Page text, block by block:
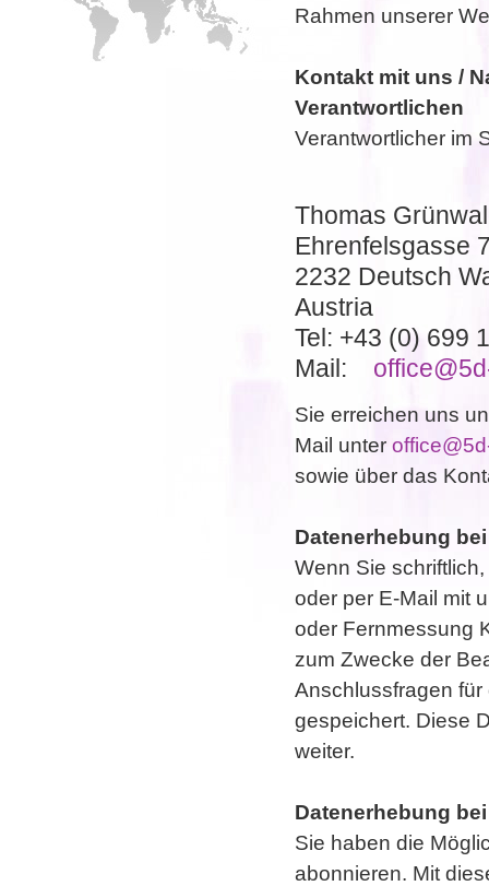
Rahmen unserer
Kontakt mit uns /
Verantwortlichen
Verantwortlicher im
Thomas
Ehrenfelsgasse
2232 Deutsch
Austria
Tel: +43 (0) 699
Mail:
Sie erreichen uns
Mail unter
sowie über das
Datenerhebung
Wenn Sie
oder per E-Mail mit
oder Fernmessung
zum Zwecke der
Anschlussfragen
gespeichert. Diese
weiter.
Datenerhebung
Sie haben die
abonnieren. Mit